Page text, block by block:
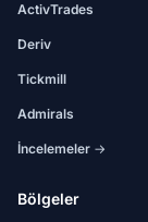
ActivTrades
Deriv
Tickmill
Admirals
İncelemeler →
Bölgeler